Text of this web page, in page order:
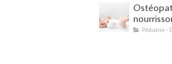
Pédiatrie -